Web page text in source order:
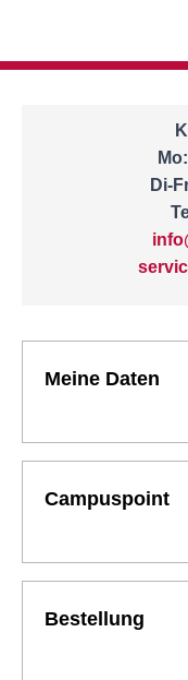
Di-
Meine Daten
Campuspoint
Bestellung